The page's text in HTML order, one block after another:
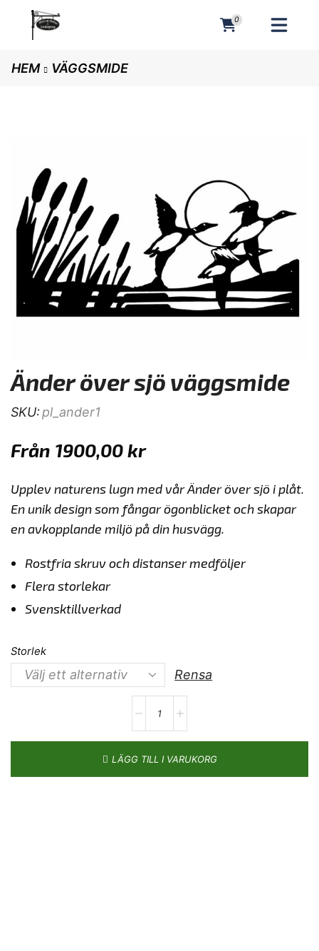
0
HEM VÄGGSMIDE
Änder över sjö väggsmide
SKU:pl_ander1
Från 1900,00kr
Upplev naturens lugn med vår Änder över sjö i plåt.
En unik design som fångar ögonblicket och skapar
en avkopplande miljö på din husvägg.
Rostfria skruv och distanser medföljer
Flera storlekar
Svensktillverkad
Storlek
Rensa
LÄGG TILL I VARUKORG